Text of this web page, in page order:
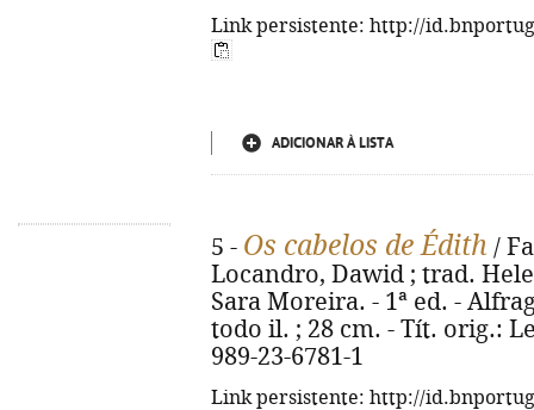
Link persistente: http://
ADICIONAR À LISTA
5 - Os cabelos de Édith /
Locandro, Dawid ; trad.
Sara Moreira. - 1ª ed. -
todo il. ; 28 cm. - Tít. orig.:
989-23-6781-1
Link persistente: http://